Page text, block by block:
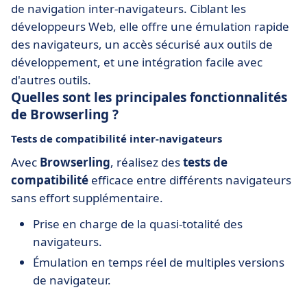
de navigation inter-navigateurs. Ciblant les
développeurs Web, elle offre une émulation rapide
des navigateurs, un accès sécurisé aux outils de
développement, et une intégration facile avec
d'autres outils.
Quelles sont les principales fonctionnalités
de Browserling ?
Tests de compatibilité inter-navigateurs
Avec Browserling, réalisez destests de
compatibilité efficace entre différents navigateurs
sans effort supplémentaire.
Prise en charge de la quasi-totalité des
navigateurs.
Émulation en temps réel de multiples versions
de navigateur.